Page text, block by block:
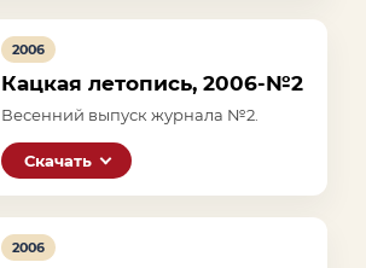
2006
Кацкая летопись, 2006-№2
Весенний выпуск журнала №2.
Скачать
2006